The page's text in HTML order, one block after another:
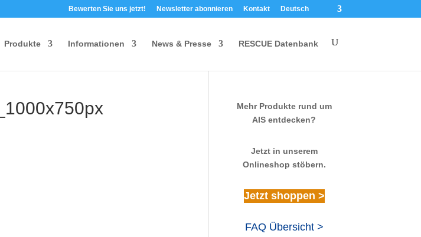
Bewerten Sie uns jetzt! Newsletter abonnieren Kontakt Deutsch
Produkte Informationen News & Presse RESCUE Datenbank
Mehr Produkte rund um
AIS entdecken?
Jetzt in unserem
Onlineshop stöbern.
Jetzt shoppen >
FAQ Übersicht >